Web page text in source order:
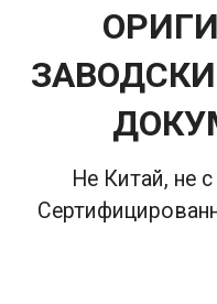
Не Китай, не